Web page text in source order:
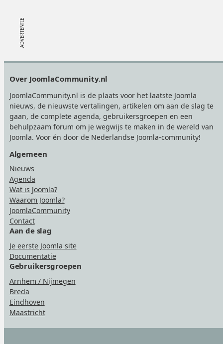
Over JoomlaCommunity.nl
JoomlaCommunity.nl is de plaats voor het laatste Joomla
nieuws, de nieuwste vertalingen, artikelen om aan de slag te
gaan, de complete agenda, gebruikersgroepen en een
behulpzaam forum om je wegwijs te maken in de wereld van
Joomla. Voor én door de Nederlandse Joomla-community!
Algemeen
Nieuws
Agenda
Wat is Joomla?
Waarom Joomla?
JoomlaCommunity
Contact
Aan de slag
Je eerste Joomla site
Documentatie
Gebruikersgroepen
Arnhem / Nijmegen
Breda
Eindhoven
Maastricht